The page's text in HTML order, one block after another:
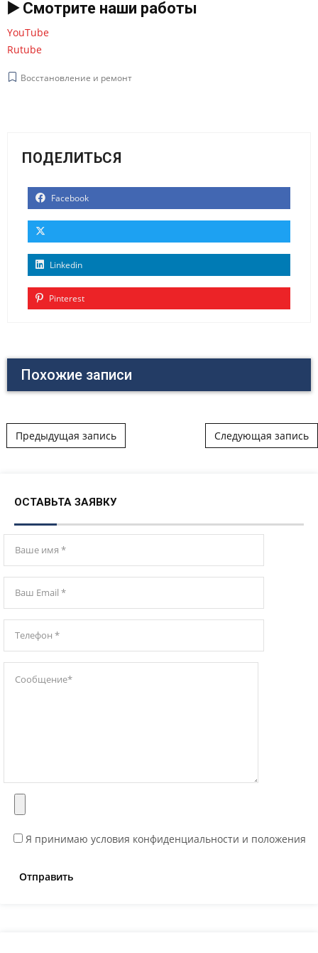
▶️ Смотрите наши работы
YouTube
Rutube
Восстановление и ремонт
ПОДЕЛИТЬСЯ
Facebook
Linkedin
Pinterest
Похожие записи
Post navigation
Предыдущая запись Следующая запись
ОСТАВЬТА ЗАЯВКУ
Я принимаю условия конфиденциальности и положения